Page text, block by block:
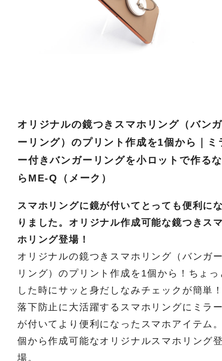
オリジナルの鏡つきスマホリング（バン
ーリング）のプリント作成を1個から｜ミ
ー付きバンガーリングを小ロットで作る
らME-Q（メーク）
スマホリングに鏡が付いてとっても便利に
りました。オリジナル作成可能な鏡つきス
ホリング登場！
オリジナルの鏡つきスマホリング（バンガ
リング）のプリント作成を1個から！ちょっ
した時にサッと身だしなみチェックが簡単
落下防止に大活躍するスマホリングにミラ
が付いてより便利になったスマホアイテム
個から作成可能なオリジナルスマホリング
場。